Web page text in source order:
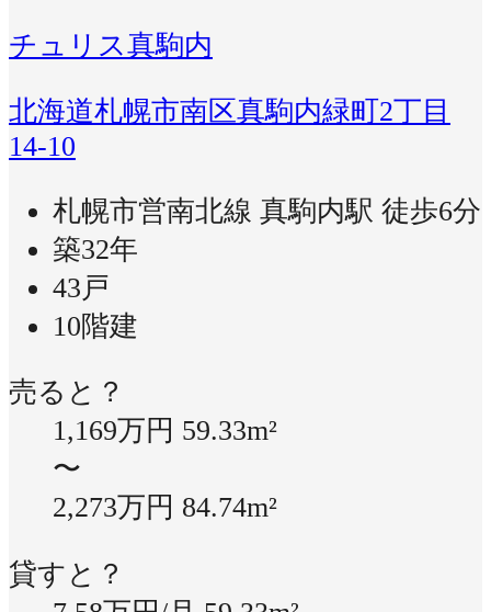
チュリス真駒内
北海道札幌市南区真駒内緑町2丁目
14-10
札幌市営南北線 真駒内駅 徒歩6分
築32年
43戸
10階建
売ると？
1,169万円 59.33m²
〜
2,273万円 84.74m²
貸すと？